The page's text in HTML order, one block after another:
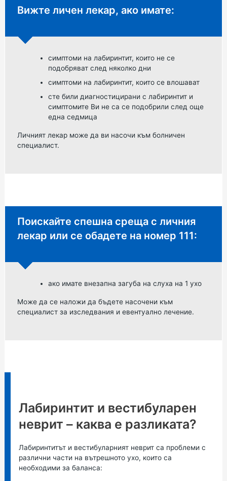
Неспешен съвет:
Вижте личен лекар, ако имате:
симптоми на лабиринтит, които не се
подобряват след няколко дни
симптоми на лабиринтит, които се влошават
сте били диагностицирани с лабиринтит и
симптомите Ви не са се подобрили след още
една седмица
Личният лекар може да ви насочи към болничен
специалист.
Спешен съвет:
Поискайте спешна среща с личния
лекар или се обадете на номер 111:
ако имате внезапна загуба на слуха на 1 ухо
Може да се наложи да бъдете насочени към
специалист за изследвания и евентуално лечение.
Лабиринтит и вестибуларен
неврит – каква е разликата?
Лабиринтитът и вестибуларният неврит са проблеми с
различни части на вътрешното ухо, които са
необходими за баланса: